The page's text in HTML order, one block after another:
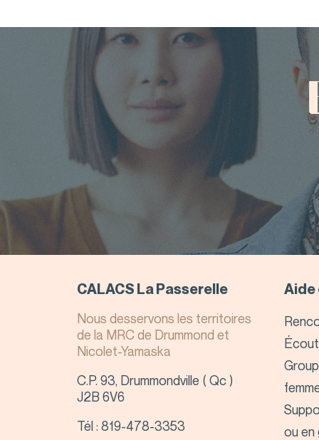
CALACS La Passerelle
Nous desservons les territoires
de la MRC de Drummond et
Nicolet-Yamaska
C.P. 93, Drummondville ( Qc )
J2B 6V6
Tél : 819-478-3353
Aide
ou en